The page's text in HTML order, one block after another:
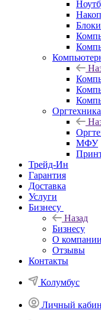
Оргтехника
МФУ
Трейд-Ин
Гарантия
Доставка
Услуги
Бизнесу
Назад
Бизнесу
О компании
Отзывы
Контакты
Колумбус
Личный